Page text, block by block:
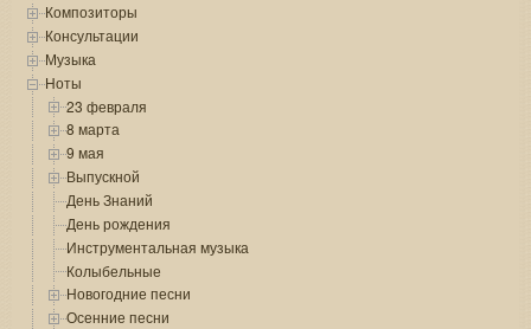
Композиторы
Консультации
Музыка
Ноты
23 февраля
8 марта
9 мая
Выпускной
День Знаний
День рождения
Инструментальная музыка
Колыбельные
Новогодние песни
Осенние песни